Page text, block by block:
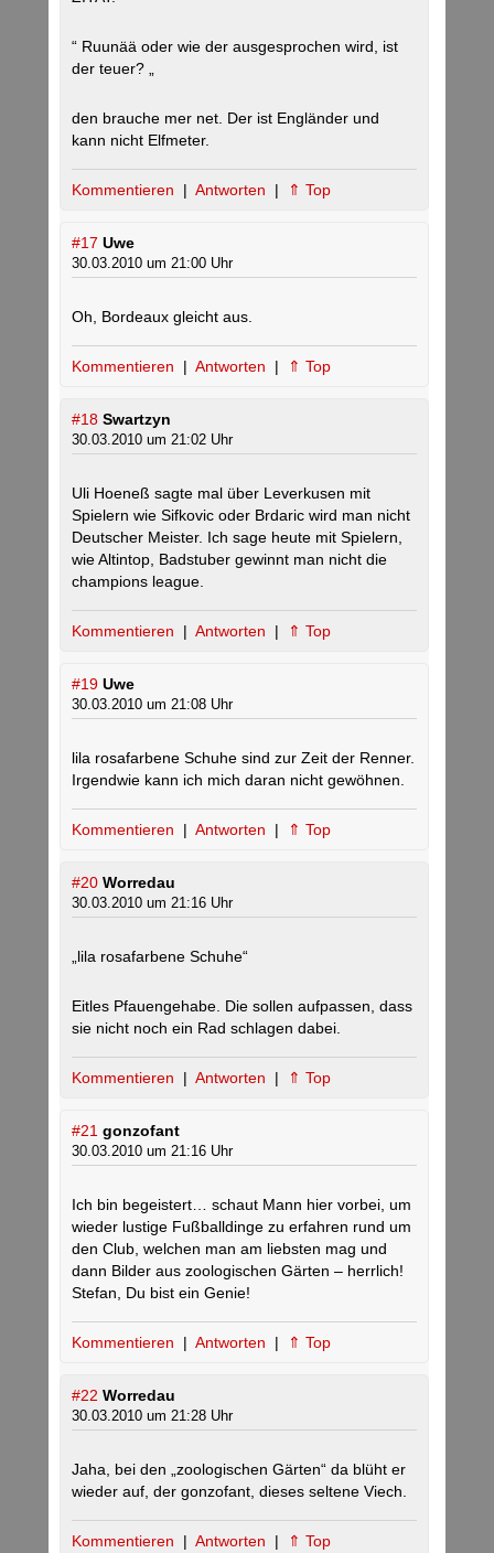
“ Ruunää oder wie der ausgesprochen wird, ist
der teuer? „
den brauche mer net. Der ist Engländer und
kann nicht Elfmeter.
Kommentieren | Antworten | ⇑ Top
#17 Uwe
30.03.2010 um 21:00 Uhr
Oh, Bordeaux gleicht aus.
Kommentieren | Antworten | ⇑ Top
#18 Swartzyn
30.03.2010 um 21:02 Uhr
Uli Hoeneß sagte mal über Leverkusen mit
Spielern wie Sifkovic oder Brdaric wird man nicht
Deutscher Meister. Ich sage heute mit Spielern,
wie Altintop, Badstuber gewinnt man nicht die
champions league.
Kommentieren | Antworten | ⇑ Top
#19 Uwe
30.03.2010 um 21:08 Uhr
lila rosafarbene Schuhe sind zur Zeit der Renner.
Irgendwie kann ich mich daran nicht gewöhnen.
Kommentieren | Antworten | ⇑ Top
#20 Worredau
30.03.2010 um 21:16 Uhr
„lila rosafarbene Schuhe“
Eitles Pfauengehabe. Die sollen aufpassen, dass
sie nicht noch ein Rad schlagen dabei.
Kommentieren | Antworten | ⇑ Top
#21 gonzofant
30.03.2010 um 21:16 Uhr
Ich bin begeistert… schaut Mann hier vorbei, um
wieder lustige Fußballdinge zu erfahren rund um
den Club, welchen man am liebsten mag und
dann Bilder aus zoologischen Gärten – herrlich!
Stefan, Du bist ein Genie!
Kommentieren | Antworten | ⇑ Top
#22 Worredau
30.03.2010 um 21:28 Uhr
Jaha, bei den „zoologischen Gärten“ da blüht er
wieder auf, der gonzofant, dieses seltene Viech.
Kommentieren | Antworten | ⇑ Top